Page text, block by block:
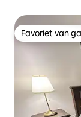
Favoriet van
Favoriet van